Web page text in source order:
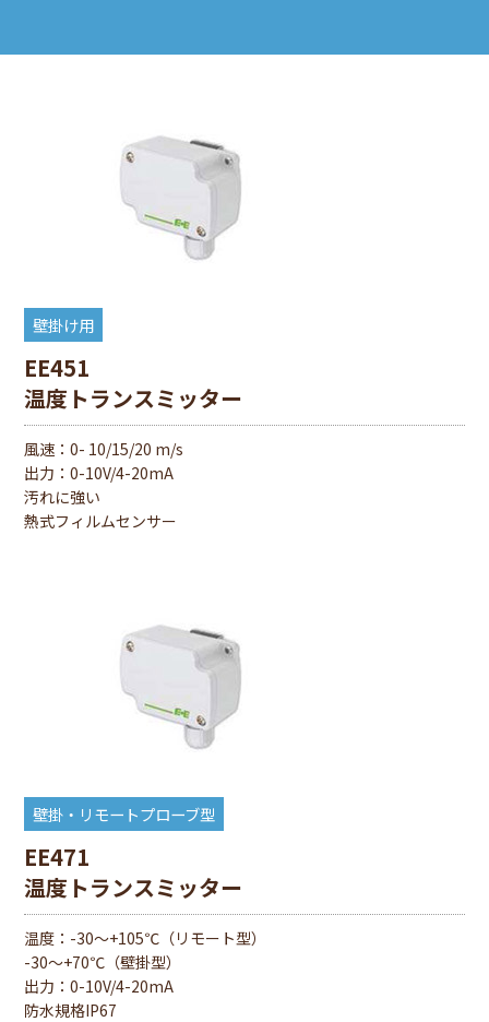
壁掛け用
EE451
温度トランスミッター
風速：0- 10/15/20 m/s
出⼒：0-10V/4-20mA
汚れに強い
熱式フィルムセンサー
壁掛・リモートプローブ型
EE471
温度トランスミッター
温度：-30〜+105℃（リモート型）
-30〜+70℃（壁掛型）
出⼒：0-10V/4-20mA
防水規格IP67